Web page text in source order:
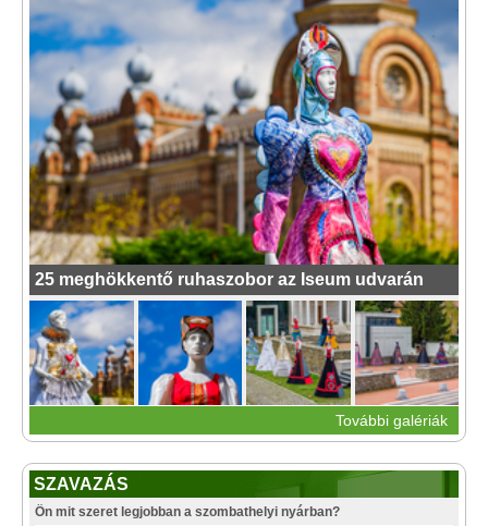
25 meghökkentő ruhaszobor az Iseum udvarán
További galériák
SZAVAZÁS
Ön mit szeret legjobban a szombathelyi nyárban?